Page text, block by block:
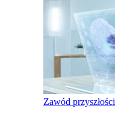
Zawód przyszłości